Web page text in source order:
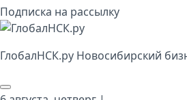
Подписка на рассылку
ГлобалНСК.py Новосибирский